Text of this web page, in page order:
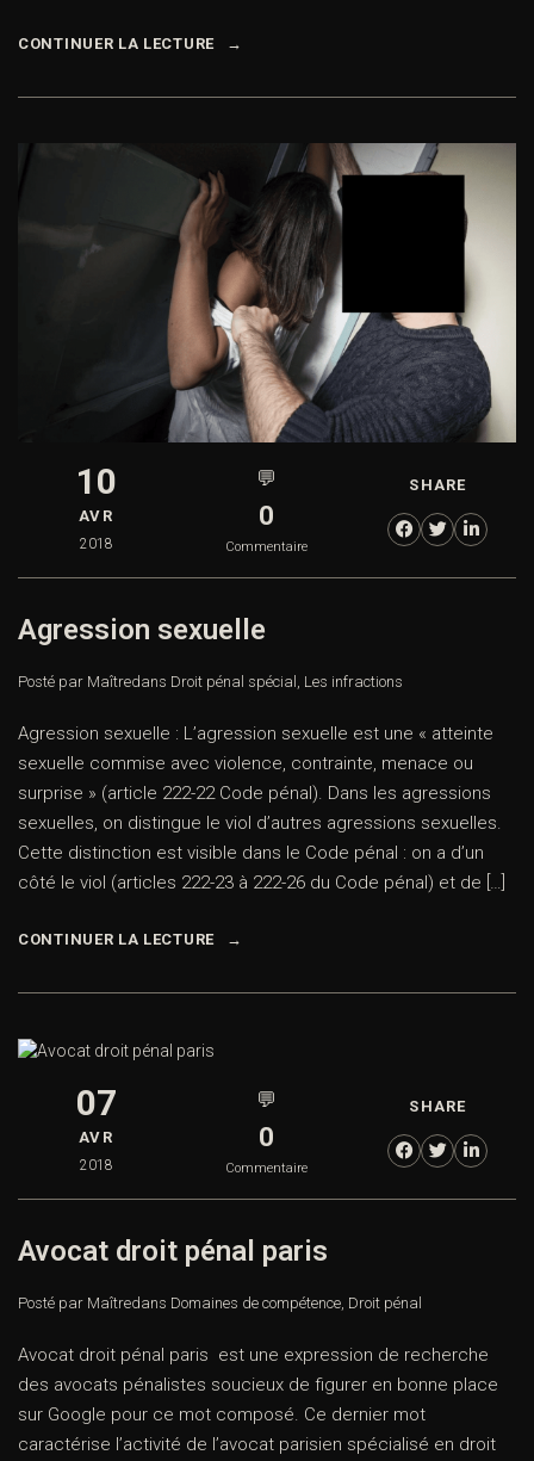
CONTINUER LA LECTURE
10
AVR
2018
💬
0
Commentaire
SHARE
Agression sexuelle
Posté par Maîtredans Droit pénal spécial Les infractions
Agression sexuelle : L’agression sexuelle est une « atteinte
sexuelle commise avec violence, contrainte, menace ou
surprise » (article 222-22 Code pénal). Dans les agressions
sexuelles, on distingue le viol d’autres agressions sexuelles.
Cette distinction est visible dans le Code pénal : on a d’un
côté le viol (articles 222-23 à 222-26 du Code pénal) et de […]
CONTINUER LA LECTURE
07
AVR
2018
💬
0
Commentaire
SHARE
Avocat droit pénal paris
Posté par Maîtredans Domaines de compétence Droit pénal
Avocat droit pénal paris est une expression de recherche
des avocats pénalistes soucieux de figurer en bonne place
sur Google pour ce mot composé. Ce dernier mot
caractérise l’activité de l’avocat parisien spécialisé en droit